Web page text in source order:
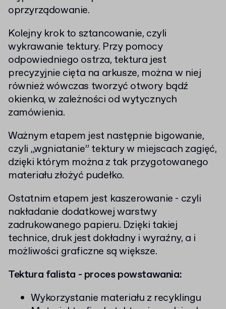
oprzyrządowanie.
Kolejny krok to sztancowanie, czyli
wykrawanie tektury. Przy pomocy
odpowiedniego ostrza, tektura jest
precyzyjnie cięta na arkusze, można w niej
również wówczas tworzyć otwory bądź
okienka, w zależności od wytycznych
zamówienia.
Ważnym etapem jest następnie bigowanie,
czyli „wgniatanie” tektury w miejscach zagięć,
dzięki którym można z tak przygotowanego
materiału złożyć pudełko.
Ostatnim etapem jest kaszerowanie - czyli
nakładanie dodatkowej warstwy
zadrukowanego papieru. Dzięki takiej
technice, druk jest dokładny i wyraźny, a i
możliwości graficzne są większe.
Tektura falista - proces powstawania:
Wykorzystanie materiału z recyklingu